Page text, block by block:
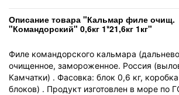
Описание товара "Кальмар филе очищ.
"Командорский" 0,6кг 1*21,6кг 1кг"
Филе командорского кальмара
очищенное, замороженное. Россия
Камчатки) . Фасовка: блок 0,6 кг,
блоков) . Продукт изготовлен в море по